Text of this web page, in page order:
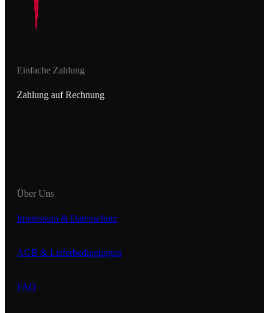
Einfache Zahlung
Zahlung auf Rechnung
Über Uns
Impressum & Datenschutz
AGB & Lieferbedingungen
FAQ